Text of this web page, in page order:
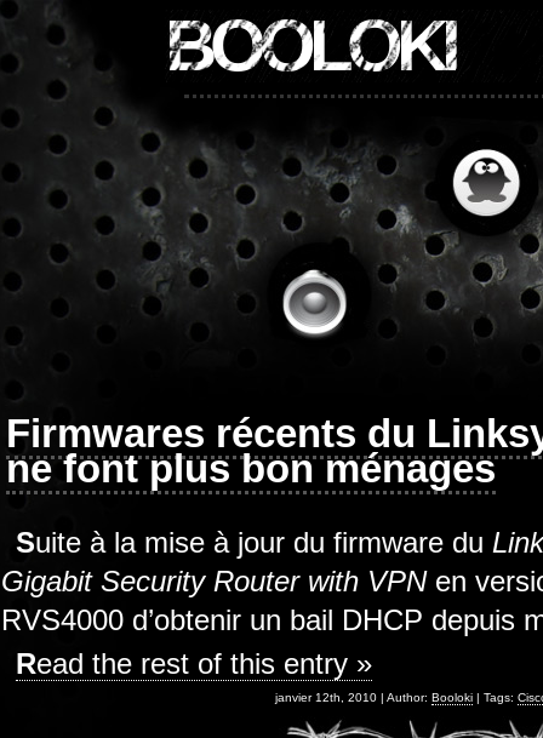
BOOLOKI
Firmwares récents du
ne font plus bon ménages
Suite à la mise à jour du firmware du
Gigabit Security Router with VPNen
RVS4000 d’obtenir un bail DHCP depuis
Read the rest of this entry »
janvier 12th, 2010 | Author: Booloki| Tags: